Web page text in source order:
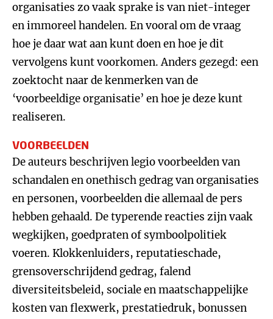
organisaties zo vaak sprake is van niet-integer
en immoreel handelen. En vooral om de vraag
hoe je daar wat aan kunt doen en hoe je dit
vervolgens kunt voorkomen. Anders gezegd: een
zoektocht naar de kenmerken van de
‘voorbeeldige organisatie’ en hoe je deze kunt
realiseren.
VOORBEELDEN
De auteurs beschrijven legio voorbeelden van
schandalen en onethisch gedrag van organisaties
en personen, voorbeelden die allemaal de pers
hebben gehaald. De typerende reacties zijn vaak
wegkijken, goedpraten of symboolpolitiek
voeren. Klokkenluiders, reputatieschade,
grensoverschrijdend gedrag, falend
diversiteitsbeleid, sociale en maatschappelijke
kosten van flexwerk, prestatiedruk, bonussen